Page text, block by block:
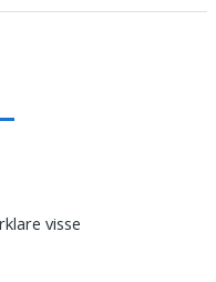
visse